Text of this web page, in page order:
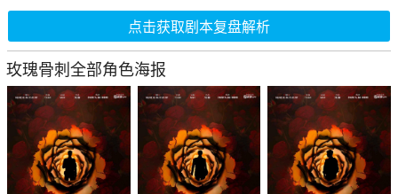
点击获取剧本复盘解析
玫瑰骨刺全部角色海报